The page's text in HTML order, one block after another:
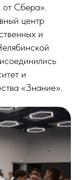
от Сбера».
центр
и
и
«Знание».